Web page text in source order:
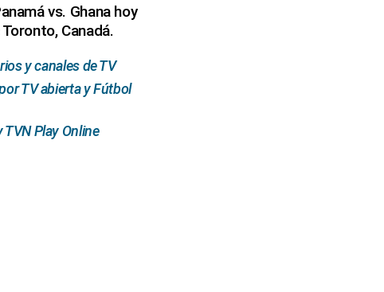
vs. Ghana hoy
Canadá.
y canales de TV
TV abierta y Fútbol
Play Online